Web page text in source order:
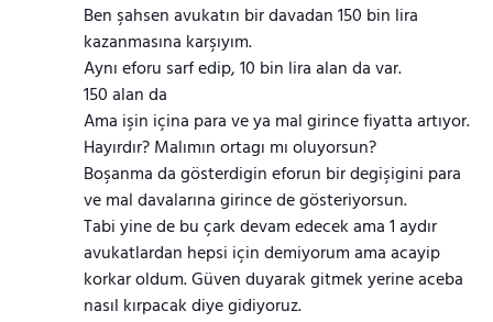
Ben şahsen avukatın bir davadan 150 bin lira
kazanmasına karşıyım.
Aynı eforu sarf edip, 10 bin lira alan da var.
150 alan da
Ama işin içina para ve ya mal girince fiyatta artıyor.
Hayırdır? Malımın ortagı mı oluyorsun?
Boşanma da gösterdigin eforun bir degişigini para
ve mal davalarına girince de gösteriyorsun.
Tabi yine de bu çark devam edecek ama 1 aydır
avukatlardan hepsi için demiyorum ama acayip
korkar oldum. Güven duyarak gitmek yerine aceba
nasıl kırpacak diye gidiyoruz.